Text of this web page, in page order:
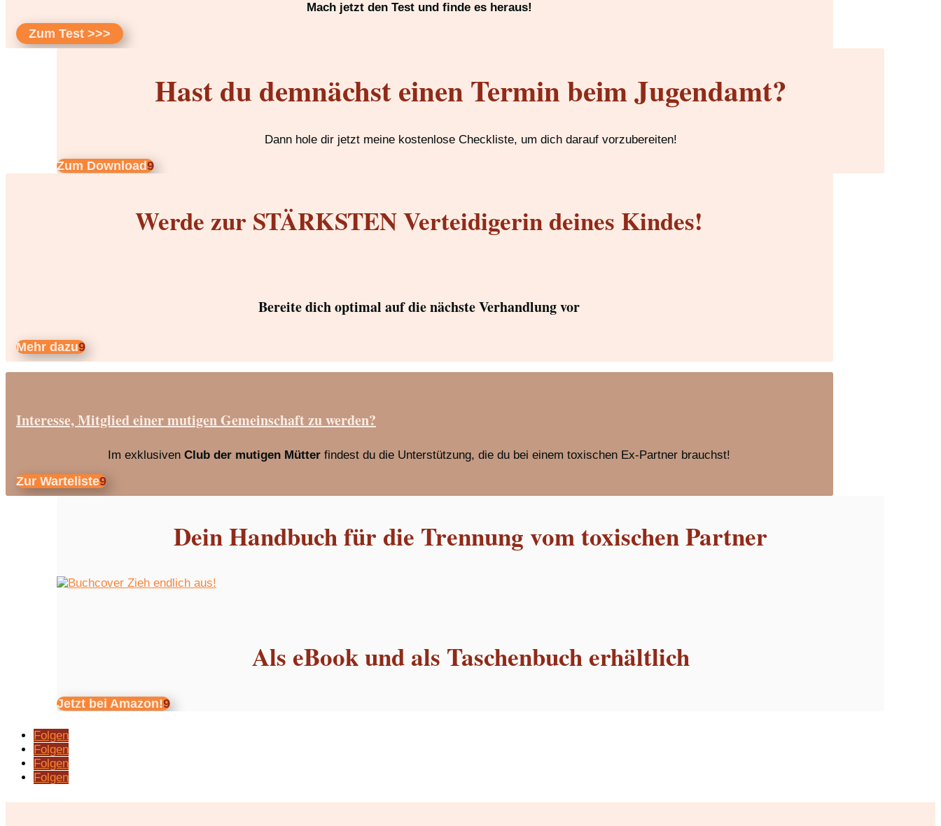
Mach jetzt den Test und finde es heraus!
Zum Test >>>
Hast du demnächst einen Termin beim Jugendamt?
Dann hole dir jetzt meine kostenlose Checkliste, um dich darauf vorzubereiten!
Zum Download
Werde zur STÄRKSTEN Verteidigerin deines Kindes!
Bereite dich optimal auf die nächste Verhandlung vor
Mehr dazu
Interesse, Mitglied einer mutigen Gemeinschaft zu werden?
Im exklusivenClub der mutigen Mütter findest du die Unterstützung, die du bei einem toxischen Ex-Partner brauchst!
Zur Warteliste
Dein Handbuch für die Trennung vom toxischen Partner
Als eBook und als Taschenbuch erhältlich
Jetzt bei Amazon!
Folgen
Folgen
Folgen
Folgen